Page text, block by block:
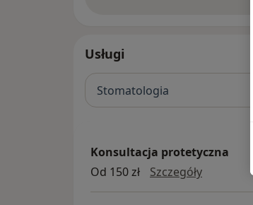
Usługi
Stomatologia
Konsultacja protetyczna
Od 150 zł
Szczegóły